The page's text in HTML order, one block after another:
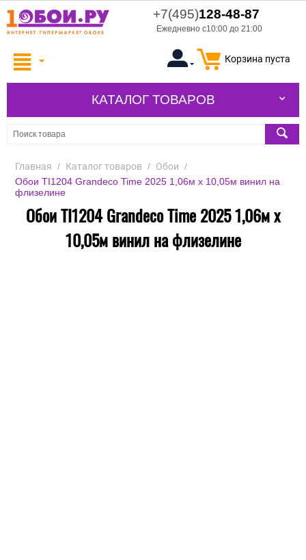
+7(495)128-48-87
Ежедневно с10:00 до 21:00
Корзина пуста
КАТАЛОГ ТОВАРОВ
Главная / Каталог товаров / Обои /
Обои TI1204 Grandeco Time 2025 1,06м х 10,05м винил на
флизелине
Обои TI1204 Grandeco Time 2025 1,06м х
10,05м винил на флизелине